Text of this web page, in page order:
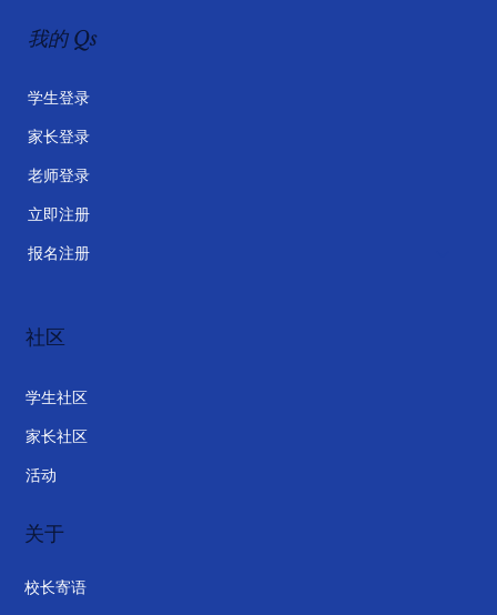
我的 Qs
学生登录
家长登录
老师登录
立即注册
报名注册
社区
学生社区
家长社区
活动
关于
校长寄语